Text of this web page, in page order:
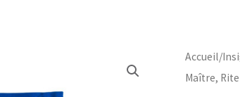
Accueil/
Maître,